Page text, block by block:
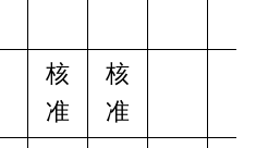
核
准
核
准